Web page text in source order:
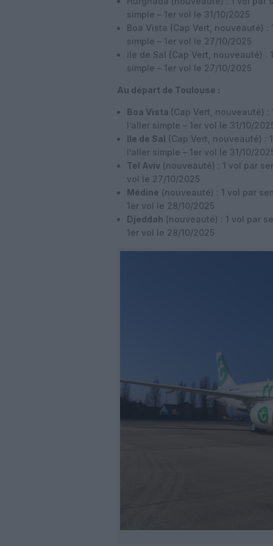
simple – 1er vol le 31/10/2025
Boa Vista (Cap Vert, nouveauté)
simple – 1er vol le 27/10/2025
ile de Sal (Cap Vert, nouveauté) :
simple – 1er vol le 27/10/2025
Au départ de Toulouse :
Boa Vista (Cap Vert, nouveauté)
l’aller simple – 1er vol le 31/10/
Ile de Sal (Cap Vert, nouveauté) :
l’aller simple – 1er vol le 31/10/
Tel Aviv (nouveauté) : 1 vol par
vol le 27/10/2025
Médine (nouveauté) : 1 vol par
1er vol le 28/10/2025
Djeddah (nouveauté) : 1 vol par
1er vol le 28/10/2025